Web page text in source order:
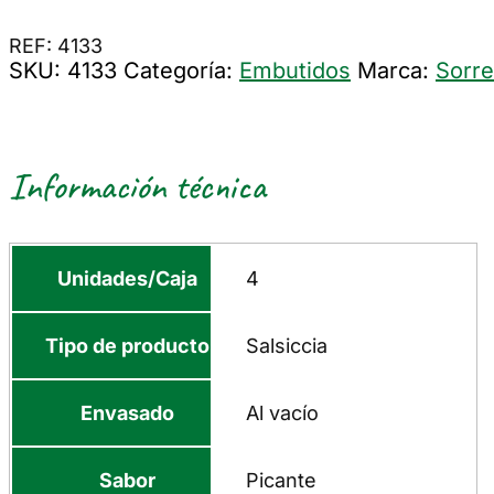
REF: 4133
SKU: 4133 Categoría: Embutidos Marca:
Información técnica
Unidades/Caja 4
Tipo de producto Salsiccia
Envasado Al vacío
Sabor Picante